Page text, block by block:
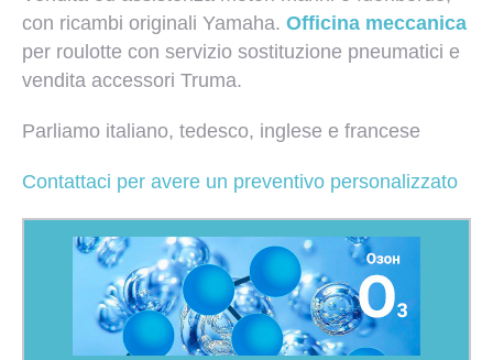
con ricambi originali Yamaha. Officina meccanica
per roulotte con servizio sostituzione pneumatici e
vendita accessori Truma.
Parliamo italiano, tedesco, inglese e francese
Contattaci per avere un preventivo personalizzato